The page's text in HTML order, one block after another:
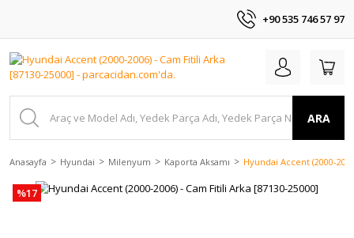
+90 535 746 57 97
ARA
Anasayfa Hyundai Milenyum Kaporta Aksamı Hyundai Accent (2000-
%17